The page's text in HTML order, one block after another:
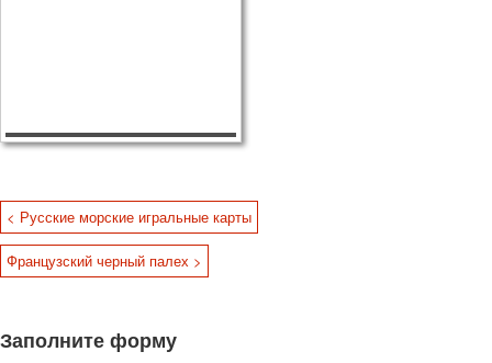
< Русские морские игральные карты
Французский черный палех >
Заполните форму